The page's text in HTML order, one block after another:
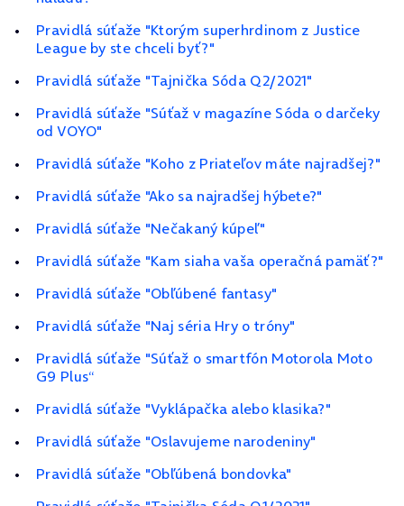
Pravidlá súťaže "Ktorým superhrdinom z Justice
League by ste chceli byť?"
Pravidlá súťaže "Tajnička Sóda Q2/2021"
Pravidlá súťaže "Súťaž v magazíne Sóda o darčeky
od VOYO"
Pravidlá súťaže "Koho z Priateľov máte najradšej?"
Pravidlá súťaže "Ako sa najradšej hýbete?"
Pravidlá súťaže "Nečakaný kúpeľ"
Pravidlá súťaže "Kam siaha vaša operačná pamäť?"
Pravidlá súťaže "Obľúbené fantasy"
Pravidlá súťaže "Naj séria Hry o tróny"
Pravidlá súťaže "Súťaž o smartfón Motorola Moto
G9 Plus“
Pravidlá súťaže "Vyklápačka alebo klasika?"
Pravidlá súťaže "Oslavujeme narodeniny"
Pravidlá súťaže "Obľúbená bondovka"